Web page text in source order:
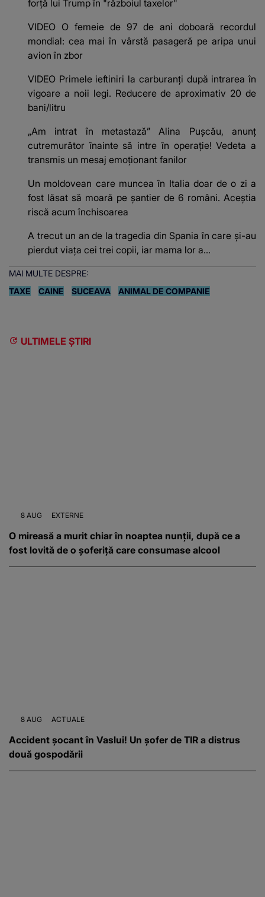
forță lui Trump în "războiul taxelor"
VIDEO O femeie de 97 de ani doboară recordul
mondial: cea mai în vârstă pasageră pe aripa unui
avion în zbor
VIDEO Primele ieftiniri la carburanți după intrarea în
vigoare a noii legi. Reducere de aproximativ 20 de
bani/litru
„Am intrat în metastază” Alina Pușcău, anunț
cutremurător înainte să intre în operație! Vedeta a
transmis un mesaj emoționant fanilor
Un moldovean care muncea în Italia doar de o zi a
fost lăsat să moară pe şantier de 6 români. Aceștia
riscă acum închisoarea
A trecut un an de la tragedia din Spania în care și-au
pierdut viața cei trei copii, iar mama lor a…
MAI MULTE DESPRE:
TAXE
CAINE SUCEAVA ANIMAL DE COMPANIE
ULTIMELE ȘTIRI
8 AUG EXTERNE
O mireasă a murit chiar în noaptea nunții, după ce a
fost lovită de o șoferiță care consumase alcool
8 AUG ACTUALE
Accident șocant în Vaslui! Un șofer de TIR a distrus
două gospodării